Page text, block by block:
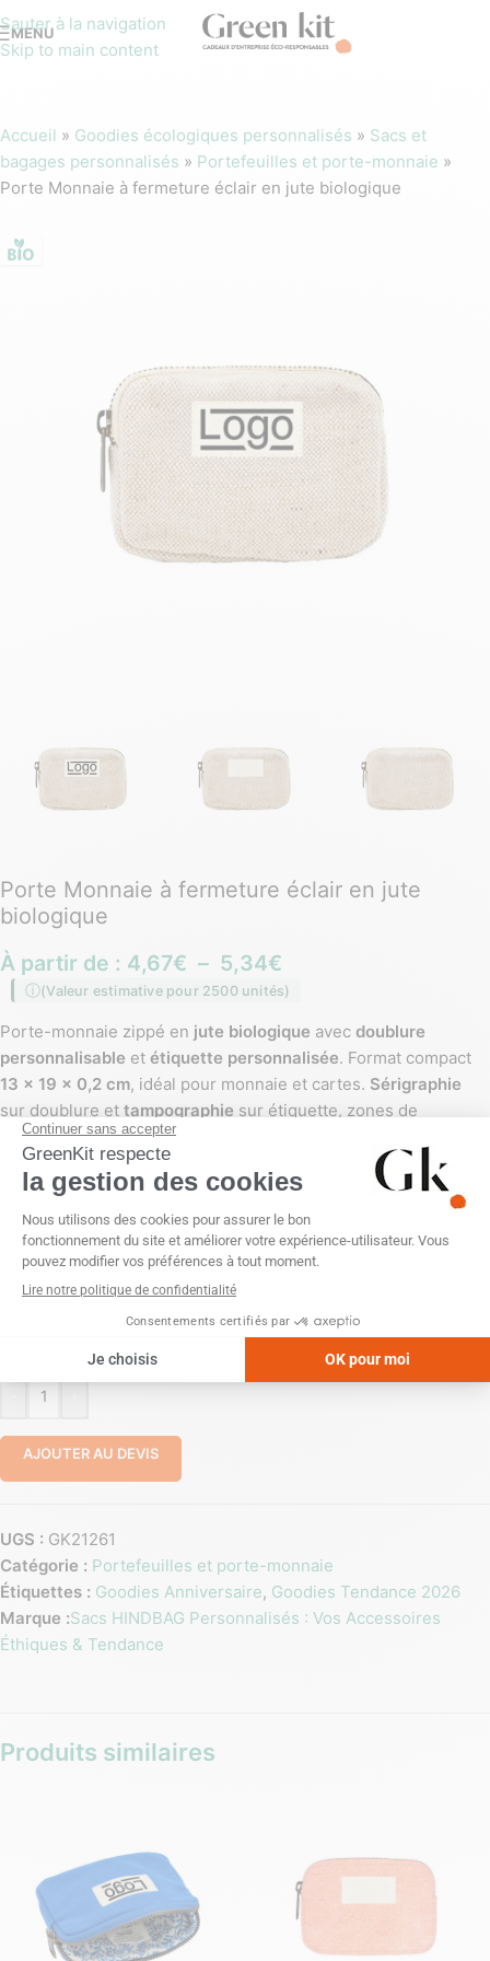
Sauter à la navigation
Skip to main content
MENU
Accueil » Goodies écologiques personnalisés » Sacs et
bagages personnalisés » Portefeuilles et porte-monnaie »
Porte Monnaie à fermeture éclair en jute biologique
Porte Monnaie à fermeture éclair en jute
biologique
À partir de : 4,67€ – 5,34€
(Valeur estimative pour 2500 unités)
Porte-monnaie zippé en jute biologique avec doublure
personnalisable et étiquette personnalisée. Format compact
13 x 19 x 0,2 cm, idéal pour monnaie et cartes. Sérigraphie
sur doublure et tampographie sur étiquette, zones de
marquage : intérieur et étiquette. Coloris :
DOUBLURE
ÉTIQUETTE
AJOUTER AU DEVIS
UGS : GK21261
Catégorie : Portefeuilles et porte-monnaie
Étiquettes : Goodies Anniversaire, Goodies Tendance 2026
Marque :Sacs HINDBAG Personnalisés : Vos Accessoires
Éthiques & Tendance
Produits similaires